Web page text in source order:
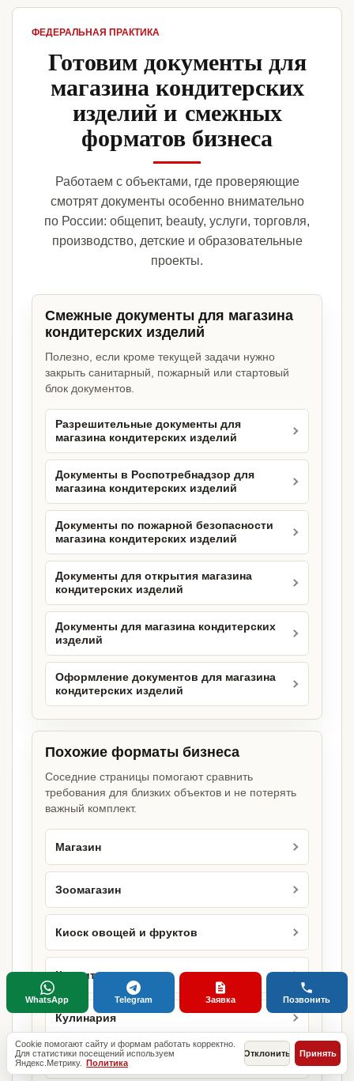
ФЕДЕРАЛЬНАЯ ПРАКТИКА
Готовим документы для
магазина кондитерских
изделий и смежных
форматов бизнеса
Работаем с объектами, где проверяющие
смотрят документы особенно внимательно
по России: общепит, beauty, услуги, торговля,
производство, детские и образовательные
проекты.
Смежные документы для магазина
кондитерских изделий
Полезно, если кроме текущей задачи нужно
закрыть санитарный, пожарный или стартовый
блок документов.
Разрешительные документы для
магазина кондитерских изделий
Документы в Роспотребнадзор для
магазина кондитерских изделий
Документы по пожарной безопасности
магазина кондитерских изделий
Документы для открытия магазина
кондитерских изделий
Документы для магазина кондитерских
изделий
Оформление документов для магазина
кондитерских изделий
Похожие форматы бизнеса
Соседние страницы помогают сравнить
требования для близких объектов и не потерять
важный комплект.
Магазин
Зоомагазин
Киоск овощей и фруктов
Кондитерская
Кулинария
Магазин косметики
Cookie помогают сайту и формам работать корректно.
Для статистики посещений используем
Яндекс.Метрику. Политика
Отклонить Принять
WhatsApp Telegram Заявка Позвонить